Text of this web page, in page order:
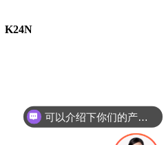
K24N
你们是怎么收费的呢